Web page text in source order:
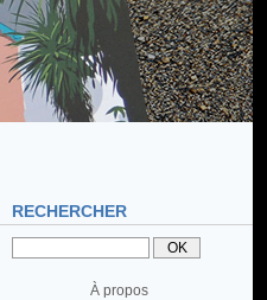
RECHERCHER
À propos